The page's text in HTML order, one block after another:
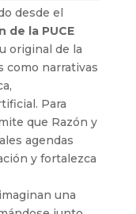
desde el
de la PUCE
original de la
como narrativas
Para
que Razón y
agendas
y fortalezca
una